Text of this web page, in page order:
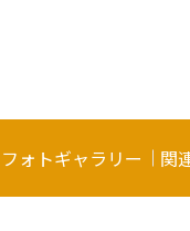
フォトギャラリー 関